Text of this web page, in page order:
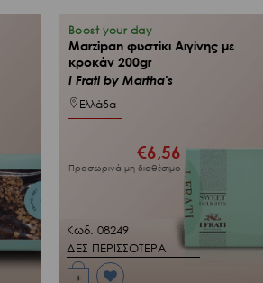
μου
+
Κωδ. 08249
ΔΕΣ ΠΕΡΙΣΣΟΤΕΡΑ
Boost your day
Marzipan φυστίκι Αιγίνης με
κροκάν 200gr
I Frati by Martha's
Ελλάδα
€6,56
Προσωρινά μη διαθέσιμο